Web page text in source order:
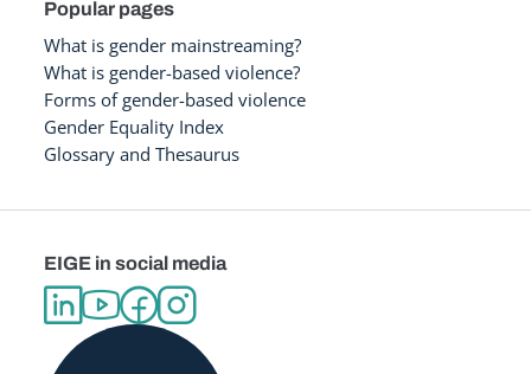
Popular pages
What is gender mainstreaming?
What is gender-based violence?
Forms of gender-based violence
Gender Equality Index
Glossary and Thesaurus
EIGE in social media